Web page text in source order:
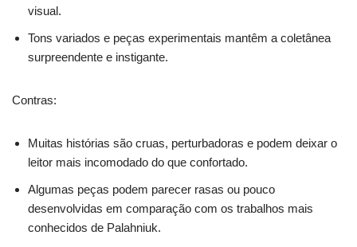
visual.
Tons variados e peças experimentais mantêm a coletânea
surpreendente e instigante.
Contras:
Muitas histórias são cruas, perturbadoras e podem deixar o
leitor mais incomodado do que confortado.
Algumas peças podem parecer rasas ou pouco
desenvolvidas em comparação com os trabalhos mais
conhecidos de Palahniuk.